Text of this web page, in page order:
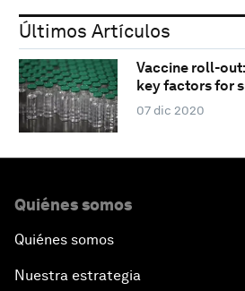
Últimos Artículos
Vaccine roll-
key factors for
07 dic 2020
Quiénes somos
Quiénes somos
Nuestra estrategia